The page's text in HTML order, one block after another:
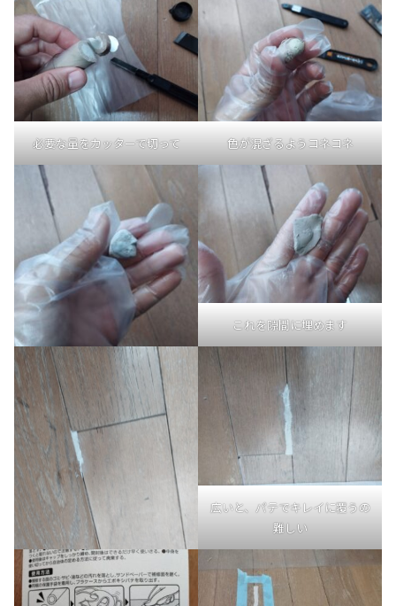
必要な量をカッターで切って 色が混ざるようコネコネ
これを隙間に埋めます
広いと、パテでキレイに覆うの
難しい